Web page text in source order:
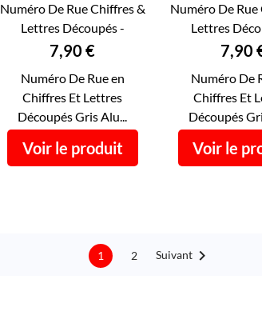
APERÇU RAPIDE
Numéro De Rue Chiffres &
Lettres Découpés -
Numéro De Maison...
Prix
7,90 €
Numéro De Rue en
Chiffres Et Lettres
Découpés Gris Alu...
Voir le produit
APERÇU
Numéro De Rue
Lettres
Numéro De
Prix
7,90
Numéro De
Chiffres Et
Découpés
Voir le
1 2 Suivant